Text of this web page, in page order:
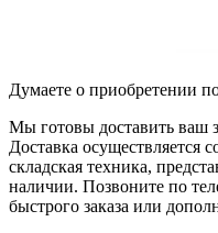
Думаете о приобретении
Мы готовы доставить ваш
Доставка осуществляется
складская техника,
наличии. Позвоните по
быстрого заказа или